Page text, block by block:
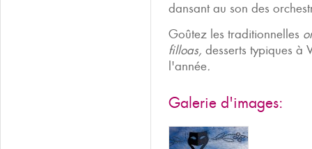
dansant au son des
Goûtez les traditionnelles
filloas, desserts typiques à
l'année.
Galerie d'images: